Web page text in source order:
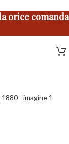
orice comanda